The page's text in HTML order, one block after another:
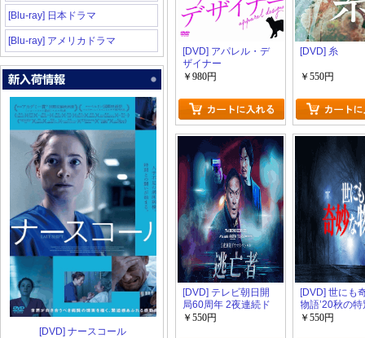
[Blu-ray] 日本ドラマ
[Blu-ray] アメリカドラマ
[DVD] ナースコール
[DVD] アパレル・デ
ザイナー
￥980円
[DVD] 糸
￥550円
[DVD] テレビ朝日開
局60周年 2夜連続ド
ラマスペシャル「逃
￥550円
[DVD] 世にも
物語’20秋の
￥550円